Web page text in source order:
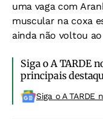
uma vaga com
muscular na coxa
ainda não voltou
Siga o A TARDE
principais
Siga o A TARDE